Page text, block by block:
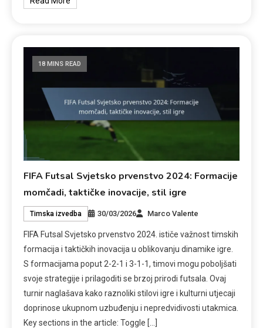
18 MINS READ
FIFA Futsal Svjetsko prvenstvo 2024: Formacije
momčadi, taktičke inovacije, stil igre
Timska izvedba 30/03/2026 Marco Valente
FIFA Futsal Svjetsko prvenstvo 2024. ističe važnost timskih
formacija i taktičkih inovacija u oblikovanju dinamike igre.
S formacijama poput 2-2-1 i 3-1-1, timovi mogu poboljšati
svoje strategije i prilagoditi se brzoj prirodi futsala. Ovaj
turnir naglašava kako raznoliki stilovi igre i kulturni utjecaji
doprinose ukupnom uzbuđenju i nepredvidivosti utakmica.
Key sections in the article: Toggle […]